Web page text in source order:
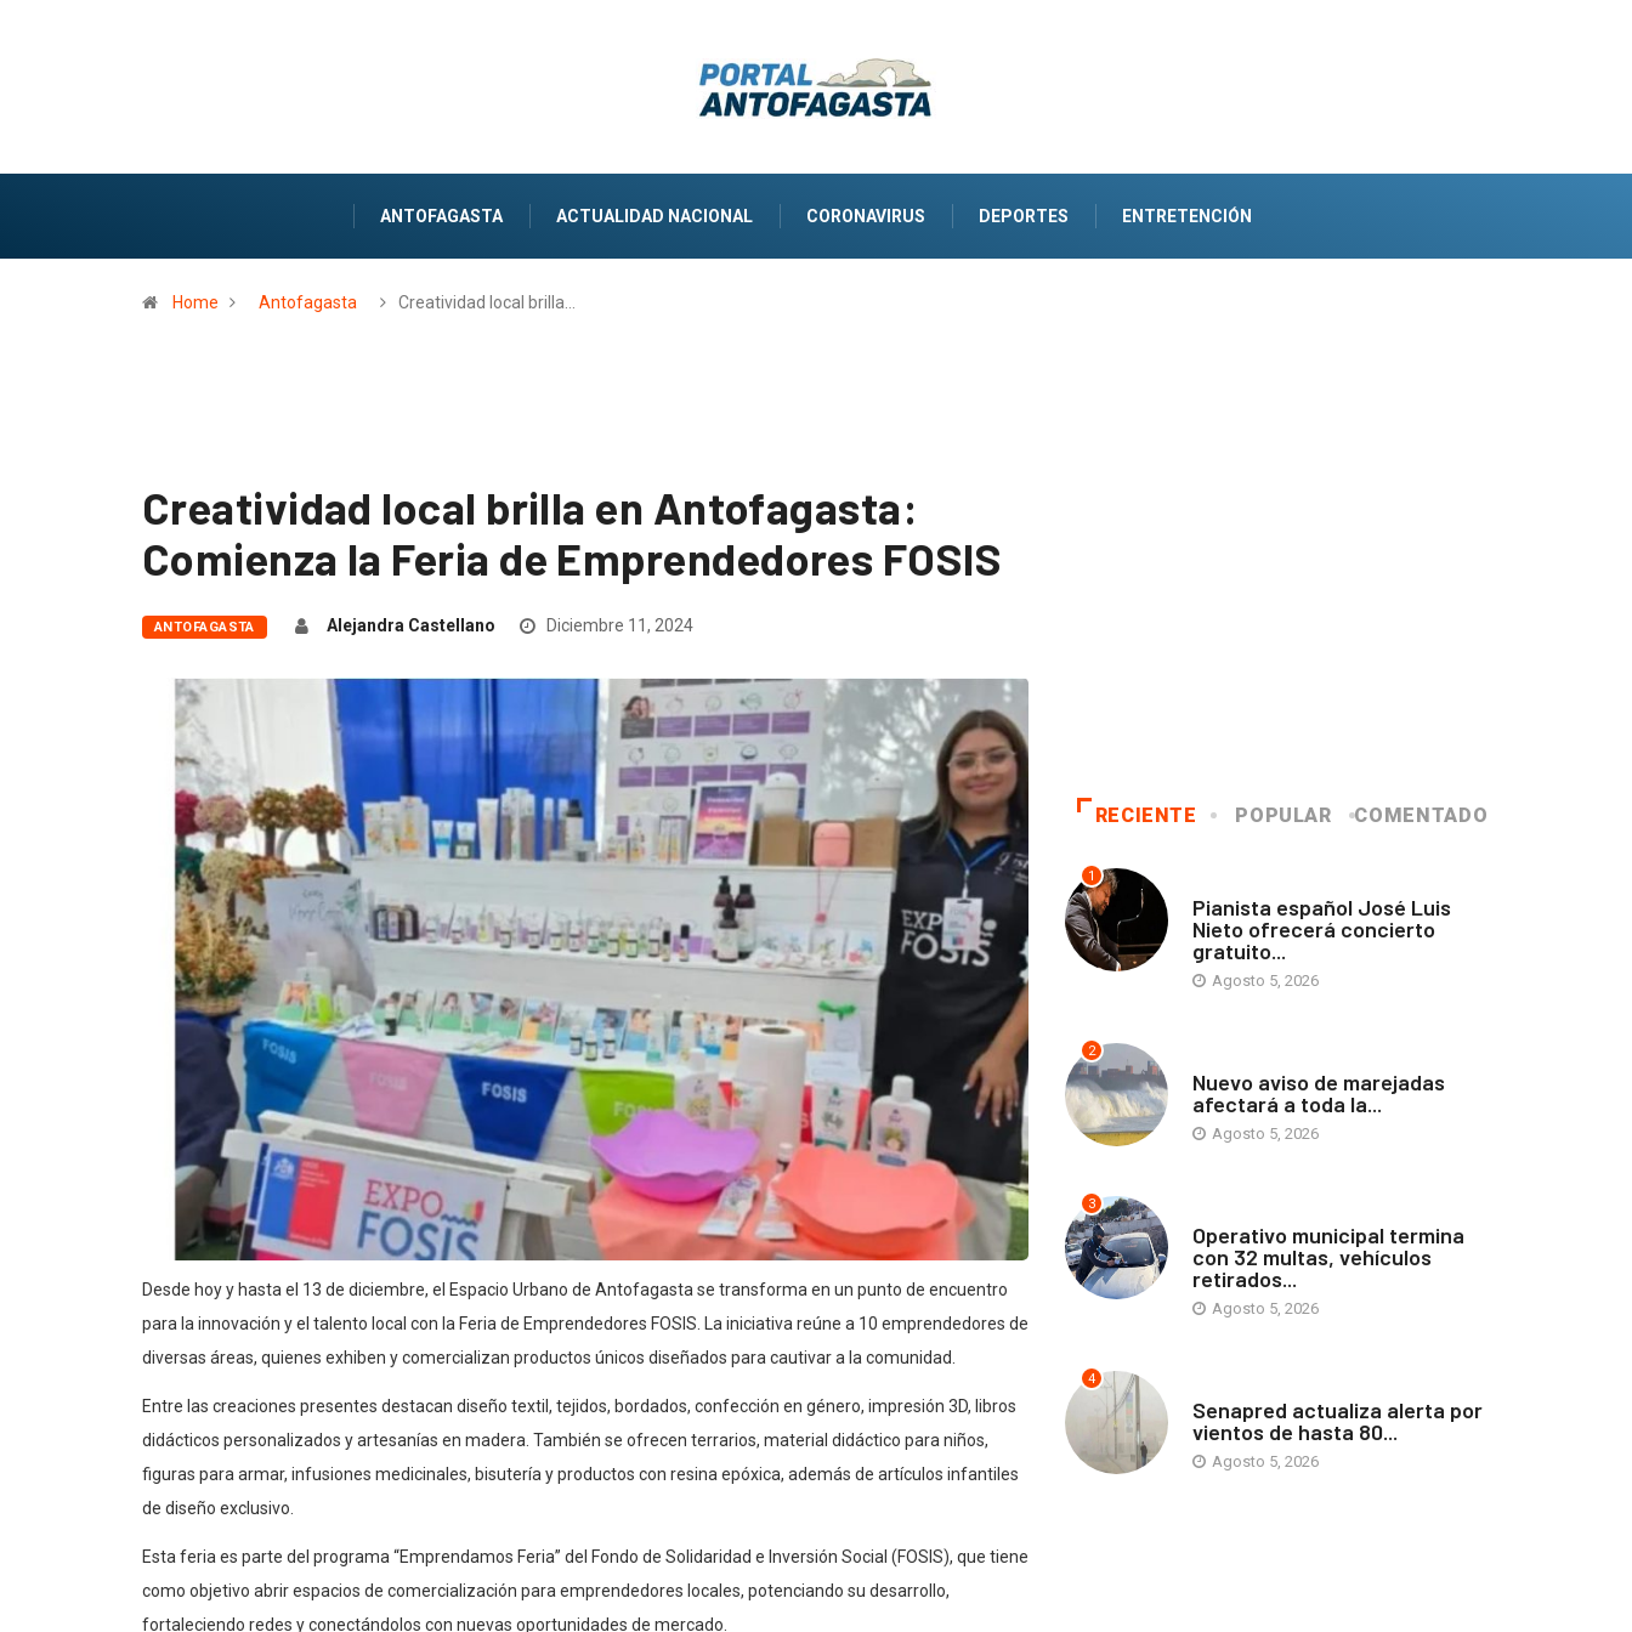
ANTOFAGASTA ACTUALIDAD NACIONAL CORONAVIRUS DEPORTES ENTRETENCIÓN
Home Antofagasta Creatividad local brilla…
Creatividad local brilla en Antofagasta:
Comienza la Feria de Emprendedores FOSIS
ANTOFAGASTA Alejandra Castellano Diciembre 11, 2024
Desde hoy y hasta el 13 de diciembre, el Espacio Urbano de Antofagasta se transforma en un punto de encuentro
para la innovación y el talento local con la Feria de Emprendedores FOSIS. La iniciativa reúne a 10 emprendedores de
diversas áreas, quienes exhiben y comercializan productos únicos diseñados para cautivar a la comunidad.
Entre las creaciones presentes destacan diseño textil, tejidos, bordados, confección en género, impresión 3D, libros
didácticos personalizados y artesanías en madera. También se ofrecen terrarios, material didáctico para niños,
figuras para armar, infusiones medicinales, bisutería y productos con resina epóxica, además de artículos infantiles
de diseño exclusivo.
Esta feria es parte del programa “Emprendamos Feria” del Fondo de Solidaridad e Inversión Social (FOSIS), que tiene
como objetivo abrir espacios de comercialización para emprendedores locales, potenciando su desarrollo,
fortaleciendo redes y conectándolos con nuevas oportunidades de mercado.
RECIENTE POPULAR COMENTADO
1
Pianista español José Luis
Nieto ofrecerá concierto
gratuito...
Agosto 5, 2026
2
Nuevo aviso de marejadas
afectará a toda la...
Agosto 5, 2026
3
Operativo municipal termina
con 32 multas, vehículos
retirados...
Agosto 5, 2026
4
Senapred actualiza alerta por
vientos de hasta 80...
Agosto 5, 2026